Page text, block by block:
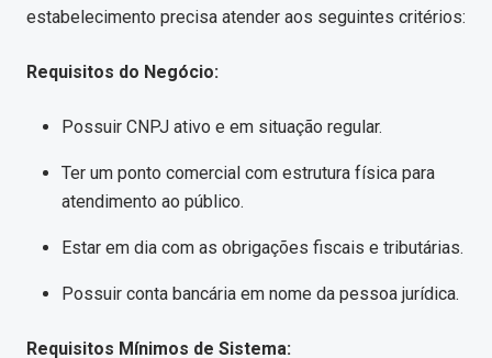
estabelecimento precisa atender aos seguintes critérios:
Requisitos do Negócio:
Possuir CNPJ ativo e em situação regular.
Ter um ponto comercial com estrutura física para
atendimento ao público.
Estar em dia com as obrigações fiscais e tributárias.
Possuir conta bancária em nome da pessoa jurídica.
Requisitos Mínimos de Sistema: